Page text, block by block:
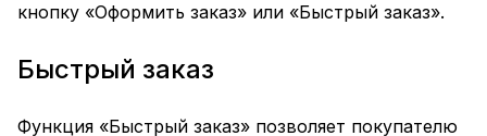
кнопку «Оформить заказ» или «Быстрый заказ».
Быстрый заказ
Функция «Быстрый заказ» позволяет покупателю